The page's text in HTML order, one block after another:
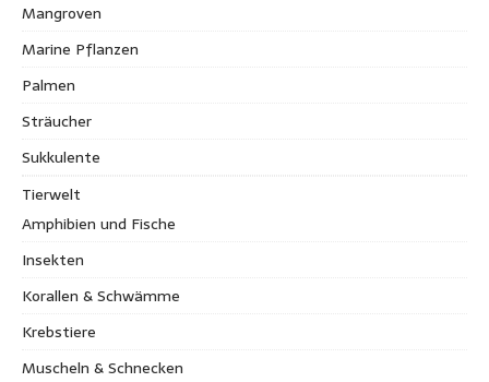
Mangroven
Marine Pflanzen
Palmen
Sträucher
Sukkulente
Tierwelt
Amphibien und Fische
Insekten
Korallen & Schwämme
Krebstiere
Muscheln & Schnecken